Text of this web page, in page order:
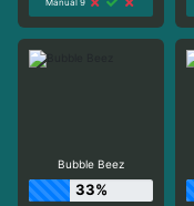
Bubble Beez
33%